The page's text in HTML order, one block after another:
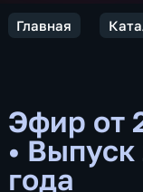
Главная
Эфир от
• Выпуск
года